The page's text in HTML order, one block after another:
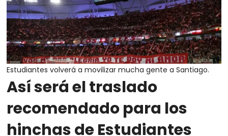
Estudiantes volverá a movilizar mucha gente a Santiago.
Así será el traslado
recomendado para los
hinchas de Estudiantes